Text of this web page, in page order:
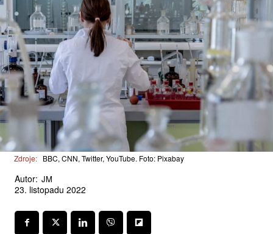
Zdroje: BBC, CNN, Twitter, YouTube. Foto: Pixabay
Autor: JM
23. listopadu 2022